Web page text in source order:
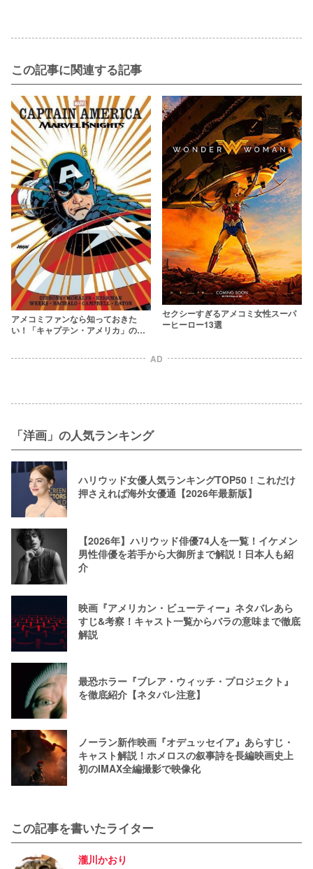
この記事に関連する記事
アメコミファンなら知っておきた
い！「キャプテン・アメリカ」の名
セクシーすぎるアメコミ女性スーパ
ーヒーロー13選
AD
「洋画」の人気ランキング
ハリウッド女優人気ランキングTOP50！これだけ
押さえれば海外女優通【2026年最新版】
【2026年】ハリウッド俳優74人を一覧！イケメン
男性俳優を若手から大御所まで解説！日本人も紹
介
映画『アメリカン・ビューティー』ネタバレあら
すじ&考察！キャスト一覧からバラの意味まで徹底
解説
最恐ホラー『ブレア・ウィッチ・プロジェクト』
を徹底紹介【ネタバレ注意】
ノーラン新作映画『オデュッセイア』あらすじ・
キャスト解説！ホメロスの叙事詩を長編映画史上
初のIMAX全編撮影で映像化
この記事を書いたライター
瀧川かおり